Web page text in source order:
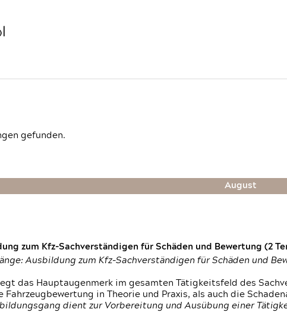
gefunden.
August
zum Kfz-Sachverständigen für Schäden und Bewertung (2
Ausbildung zum Kfz-Sachverständigen für Schäden und
das Hauptaugenmerk im gesamten Tätigkeitsfeld des
in Theorie und Praxis, als auch die
dient zur Vorbereitung und Ausübung einer